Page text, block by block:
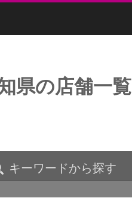
県の店舗一覧
キーワードから探す